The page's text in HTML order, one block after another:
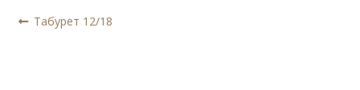
Навигация
Предыдущая
Табурет 12/18